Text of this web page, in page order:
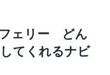
フェリー どん
てくれるナビ